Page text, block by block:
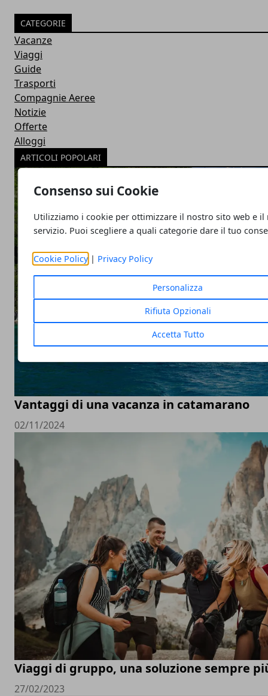
Consenso sui Cookie
Utilizziamo i cookie per ottimizzare il nostro sito web e il
servizio. Puoi scegliere a quali categorie dare il tuo
Cookie Policy| Privacy Policy
Personalizza
Rifiuta Opzionali
Accetta Tutto
CATEGORIE
Vacanze
Viaggi
Guide
Trasporti
Compagnie Aeree
Notizie
Offerte
Alloggi
ARTICOLI POPOLARI
Vantaggi di una vacanza in catamarano
02/11/2024
Viaggi di gruppo, una soluzione sempre
27/02/2023